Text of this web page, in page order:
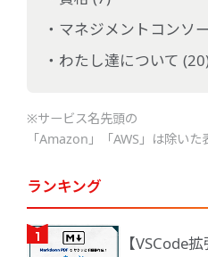
マネジメントコンソ
わたし達について
※サービス名先頭の
「Amazon」「AWS」は除いた
ランキング
【VSCode